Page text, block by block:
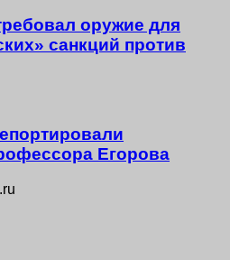
оружие для
санкций против
Егорова